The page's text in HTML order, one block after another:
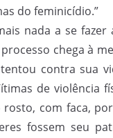
do feminicídio.”
nada a se
chega à
contra sua
de violência
com faca,
fossem seu